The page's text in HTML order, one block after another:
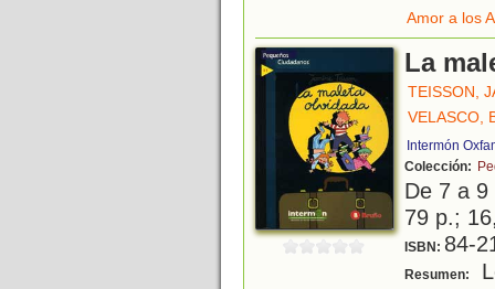
Amor a los
La
TEISSON,
VELASCO,
Intermón
Colección:
De 7 a
79 p.;
ISBN: 84-
Resumen: